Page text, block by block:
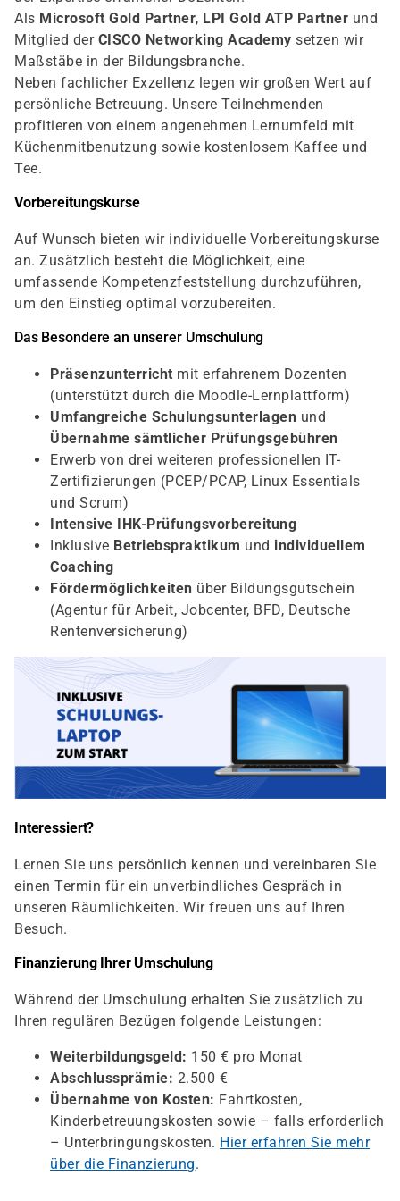
Als Microsoft Gold Partner, LPI Gold ATP Partner und
Mitglied der CISCO Networking Academy setzen wir
Maßstäbe in der Bildungsbranche.
Neben fachlicher Exzellenz legen wir großen Wert auf
persönliche Betreuung. Unsere Teilnehmenden
profitieren von einem angenehmen Lernumfeld mit
Küchenmitbenutzung sowie kostenlosem Kaffee und
Tee.
Vorbereitungskurse
Auf Wunsch bieten wir individuelle Vorbereitungskurse
an. Zusätzlich besteht die Möglichkeit, eine
umfassende Kompetenzfeststellung durchzuführen,
um den Einstieg optimal vorzubereiten.
Das Besondere an unserer Umschulung
Präsenzunterricht mit erfahrenem Dozenten
(unterstützt durch die Moodle-Lernplattform)
Umfangreiche Schulungsunterlagen und
Übernahme sämtlicher Prüfungsgebühren
Erwerb von drei weiteren professionellen IT-
Zertifizierungen (PCEP/PCAP, Linux Essentials
und Scrum)
Intensive IHK-Prüfungsvorbereitung
Inklusive Betriebspraktikum und individuellem
Coaching
Fördermöglichkeiten über Bildungsgutschein
(Agentur für Arbeit, Jobcenter, BFD, Deutsche
Rentenversicherung)
Interessiert?
Lernen Sie uns persönlich kennen und vereinbaren Sie
einen Termin für ein unverbindliches Gespräch in
unseren Räumlichkeiten. Wir freuen uns auf Ihren
Besuch.
Finanzierung Ihrer Umschulung
Während der Umschulung erhalten Sie zusätzlich zu
Ihren regulären Bezügen folgende Leistungen:
Weiterbildungsgeld: 150 € pro Monat
Abschlussprämie: 2.500 €
Übernahme von Kosten: Fahrtkosten,
Kinderbetreuungskosten sowie – falls erforderlich
– Unterbringungskosten. Hier erfahren Sie mehr
über die Finanzierung.